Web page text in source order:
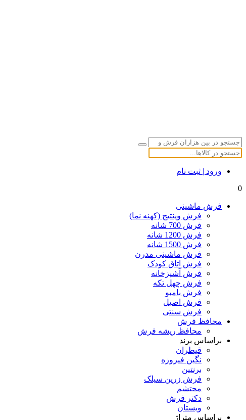
ورود | ثبت نام
0
فرش ماشینی
فرش وینتیج (کهنه نما)
فرش 700 شانه
فرش 1200 شانه
فرش 1500 شانه
فرش ماشینی مدرن
فرش اتاق کودک
فرش آشپزخانه
فرش چهل تکه
فرش بامبو
فرش اصیل
فرش سنتی
محافظ فرش
محافظ ریشه فرش
براساس برند
قیطران
نگین فیروزه
برنتین
فرش زرین سیلک
محتشم
دکتر فرش
ویستان
براساس متراژ